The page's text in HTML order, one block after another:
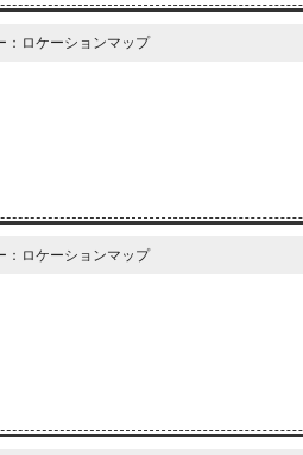
ロケーションマップ
ロケーションマップ